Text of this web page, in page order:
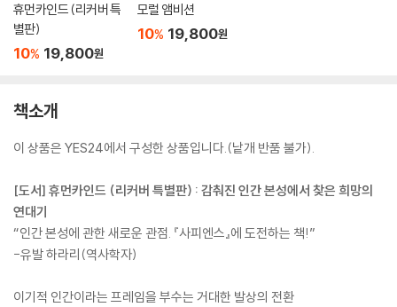
휴먼카인드 (리커버 특
별판)
10% 19,800원
모럴 앰비션
10% 19,800원
책소개
이 상품은 YES24에서 구성한 상품입니다.(낱개 반품 불가).
[도서] 휴먼카인드 (리커버 특별판) : 감춰진 인간 본성에서 찾은 희망의
연대기
“인간 본성에 관한 새로운 관점. 『사피엔스』에 도전하는 책!”
-유발 하라리(역사학자)
이기적 인간이라는 프레임을 부수는 거대한 발상의 전환